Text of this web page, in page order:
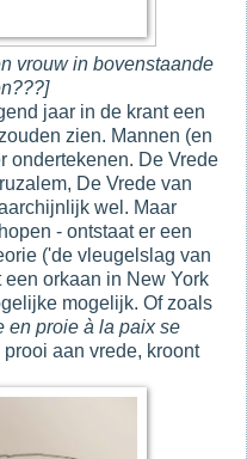
vrouw in bovenstaande
jaar in de krant een
zien. Mannen (en
ondertekenen. De Vrede
De Vrede van
wel. Maar
- ontstaat er een
('de vleugelslag van
orkaan in New York
mogelijk. Of zoals
en proie à la paix se
aan vrede, kroont